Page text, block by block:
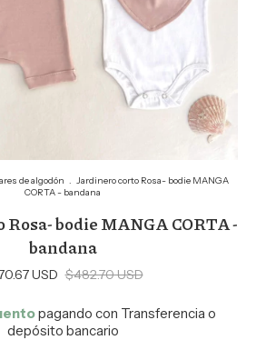
de algodón . Jardinero corto Rosa- bodie MANGA
CORTA - bandana
bodie MANGA CORTA -
bandana
USD $482.70 USD
pagando con Transferencia o
depósito bancario